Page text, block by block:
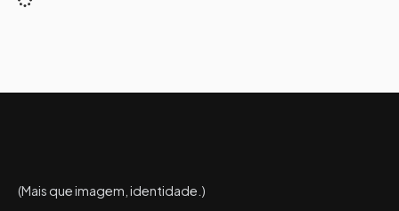
(Mais que imagem, identidade.)